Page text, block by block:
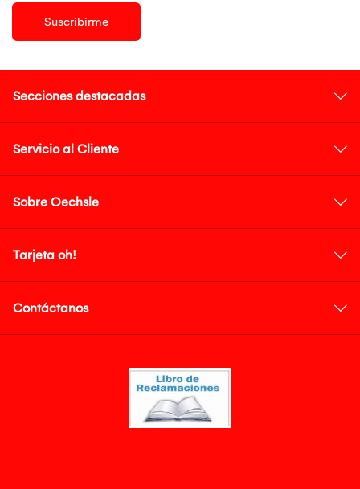
Suscribirme
Secciones destacadas
Servicio al Cliente
Sobre Oechsle
Tarjeta oh!
Contáctanos